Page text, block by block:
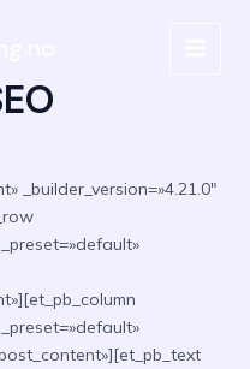
_builder_version=»4.21.0″